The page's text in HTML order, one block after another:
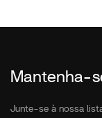
Mantenha-
Junte-se à nossa